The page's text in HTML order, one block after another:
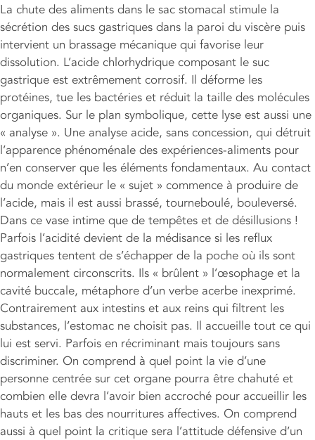
La chute des aliments dans le sac stomacal stimule la
sécrétion des sucs gastriques dans la paroi du viscère puis
intervient un brassage mécanique qui favorise leur
dissolution. L’acide chlorhydrique composant le suc
gastrique est extrêmement corrosif. Il déforme les
protéines, tue les bactéries et réduit la taille des molécules
organiques. Sur le plan symbolique, cette lyse est aussi une
« analyse ». Une analyse acide, sans concession, qui détruit
l’apparence phénoménale des expériences-aliments pour
n’en conserver que les éléments fondamentaux. Au contact
du monde extérieur le « sujet » commence à produire de
l’acide, mais il est aussi brassé, tourneboulé, bouleversé.
Dans ce vase intime que de tempêtes et de désillusions !
Parfois l’acidité devient de la médisance si les reflux
gastriques tentent de s’échapper de la poche où ils sont
normalement circonscrits. Ils « brûlent » l’œsophage et la
cavité buccale, métaphore d’un verbe acerbe inexprimé.
Contrairement aux intestins et aux reins qui filtrent les
substances, l’estomac ne choisit pas. Il accueille tout ce qui
lui est servi. Parfois en récriminant mais toujours sans
discriminer. On comprend à quel point la vie d’une
personne centrée sur cet organe pourra être chahuté et
combien elle devra l’avoir bien accroché pour accueillir les
hauts et les bas des nourritures affectives. On comprend
aussi à quel point la critique sera l’attitude défensive d’un